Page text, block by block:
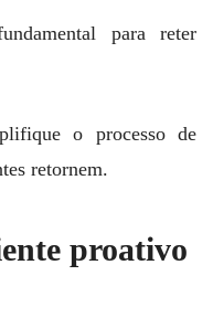
para reter
o processo de
retornem.
proativo